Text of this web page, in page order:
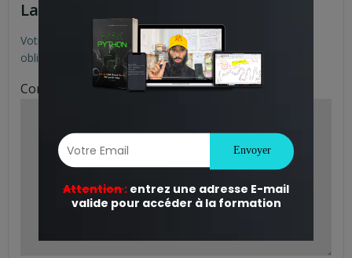
Laisser un commentaire
Votre adresse e-mail ne sera pas publiée.
obligatoires sont indiqués avec*
Commentaire*